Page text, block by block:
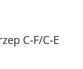
C-F/C-E